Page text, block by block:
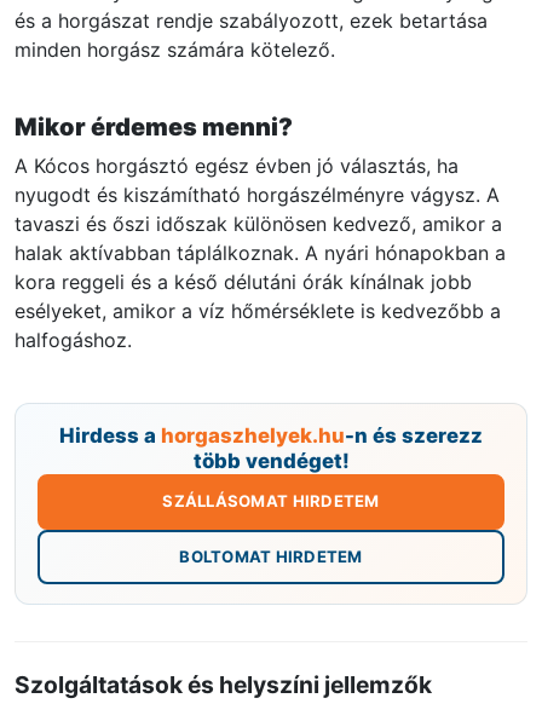
és a horgászat rendje szabályozott, ezek betartása
minden horgász számára kötelező.
Mikor érdemes menni?
A Kócos horgásztó egész évben jó választás, ha
nyugodt és kiszámítható horgászélményre vágysz. A
tavaszi és őszi időszak különösen kedvező, amikor a
halak aktívabban táplálkoznak. A nyári hónapokban a
kora reggeli és a késő délutáni órák kínálnak jobb
esélyeket, amikor a víz hőmérséklete is kedvezőbb a
halfogáshoz.
Hirdess a horgaszhelyek.hu-n és szerezz
több vendéget!
SZÁLLÁSOMAT HIRDETEM
BOLTOMAT HIRDETEM
Szolgáltatások és helyszíni jellemzők